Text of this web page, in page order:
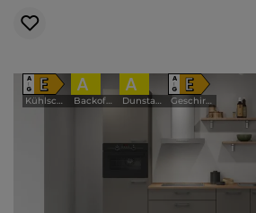
A
↑
G E
Kühlschrank
A
Backofen
A
Dunstabzugshaube
A
↑
G E
Geschirrspüler